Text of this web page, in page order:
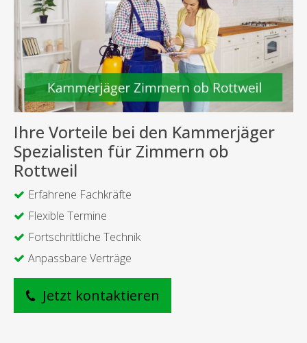
Ihre Vorteile bei den Kammerjäger
Spezialisten für Zimmern ob
Rottweil
Erfahrene Fachkräfte
Flexible Termine
Fortschrittliche Technik
Anpassbare Verträge
Jetzt kontaktieren